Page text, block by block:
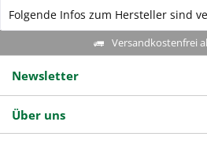
Folgende Infos zum Hersteller sind
Versandkostenfrei
Newsletter
Über uns